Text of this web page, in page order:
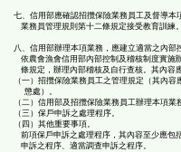
七、信用部應確認招攬保險業務員工及督導本
業務員管理規則第十二條規定接受教育訓練。
八、信用部辦理本項業務，應建立適當之內部
依農會漁會信用部內部控制及稽核制度實施
條規定，辦理內部稽核及自行查核。其內容
（一）招攬保險業務員工之管理規定（其內容
懲處）。
（二）信用部及招攬保險業務員工辦理本項業
（三）保戶申訴之處理程序。
（四）其他重要事項。
前項保戶申訴之處理程序，其內容至少應包
申訴之程序、適當調查申訴之程序。